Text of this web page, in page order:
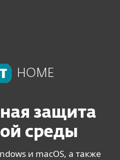
HOME
защита
среды
и macOS, а также